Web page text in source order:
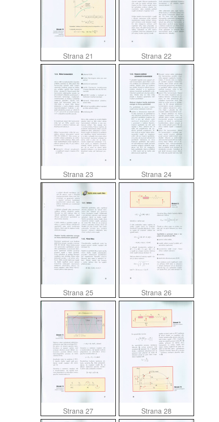
Strana 21 Strana 22
Strana 23 Strana 24
Strana 25 Strana 26
Strana 27 Strana 28